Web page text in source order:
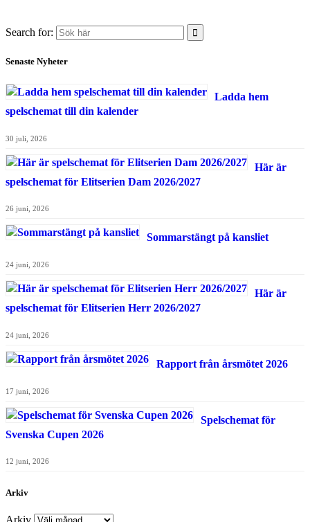
Search for:
Senaste Nyheter
Ladda hem
spelschemat till din kalender
30 juli, 2026
Här är
spelschemat för Elitserien Dam 2026/2027
26 juni, 2026
Sommarstängt på kansliet
24 juni, 2026
Här är
spelschemat för Elitserien Herr 2026/2027
24 juni, 2026
Rapport från årsmötet 2026
17 juni, 2026
Spelschemat för
Svenska Cupen 2026
12 juni, 2026
Arkiv
Arkiv